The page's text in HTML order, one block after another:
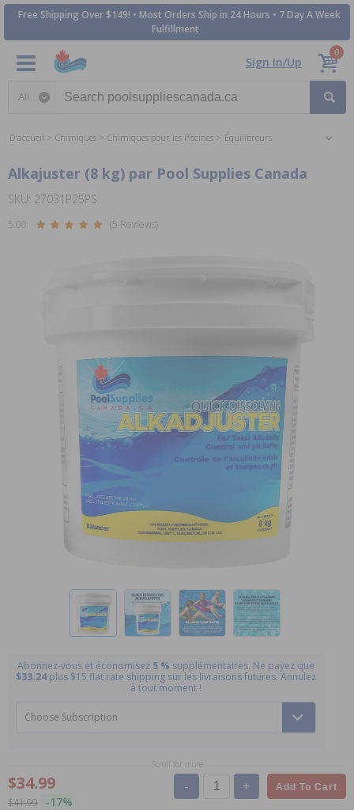
Free Shipping Over $149! • Most Orders Ship in 24 Hours • 7 Day A Week
Fulfillment
Sign In/Up
0
D'accueil Chimiques Chimiques pour les Piscines Équilibreurs
Alkajuster (8 kg) par Pool Supplies Canada
SKU: 27031P25PS
5.00 (5 Reviews)
Abonnez-vous et économisez 5 % supplémentaires. Ne payez que
$33.24 plus $15 flat rate shipping sur les livraisons futures. Annulez
à tout moment !
Choose Subscription
Scroll for more
$34.99
$41.99 -17%
- + Add To Cart